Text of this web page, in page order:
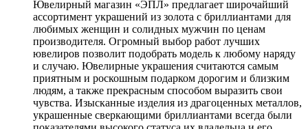
Ювелирный магазин «ЭПЛ» предлагает широчайший
ассортимент украшений из золота с бриллиантами для
любимых женщин и солидных мужчин по ценам
производителя. Огромный выбор работ лучших
ювелиров позволит подобрать модель к любому наряду
и случаю. Ювелирные украшения считаются самым
приятным и роскошным подарком дорогим и близким
людям, а также прекрасным способом выразить свои
чувства. Изысканные изделия из драгоценных металлов,
украшенные сверкающими бриллиантами всегда были